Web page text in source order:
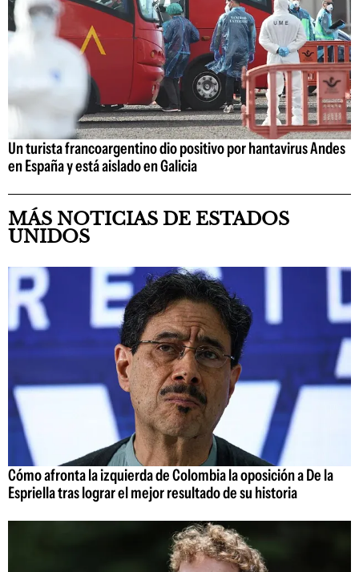
Un turista francoargentino dio positivo por hantavirus Andes
en España y está aislado en Galicia
MÁS NOTICIAS DE ESTADOS
UNIDOS
Cómo afronta la izquierda de Colombia la oposición a De la
Espriella tras lograr el mejor resultado de su historia